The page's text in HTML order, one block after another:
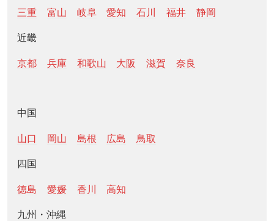
三重 富山 岐阜 愛知 石川 福井 静岡
近畿
京都 兵庫 和歌山 大阪 滋賀 奈良
中国
山口 岡山 島根 広島 鳥取
四国
徳島 愛媛 香川 高知
九州・沖縄